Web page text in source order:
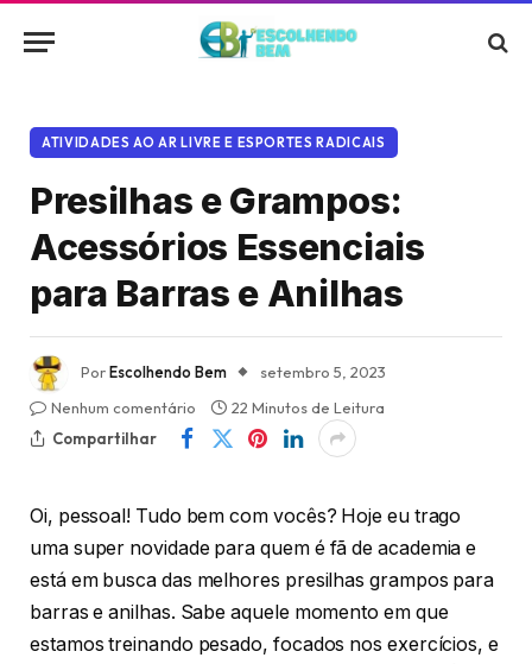
ATIVIDADES AO AR LIVRE E ESPORTES RADICAIS
Presilhas e Grampos:
Acessórios Essenciais
para Barras e Anilhas
PorEscolhendo Bem
setembro 5, 2023
Nenhum comentário
22 Minutos de Leitura
Compartilhar
Oi, pessoal! Tudo bem com vocês? Hoje eu trago
uma super novidade para quem é fã de academia e
está em busca das melhores presilhas grampos para
barras e anilhas. Sabe aquele momento em que
estamos treinando pesado, focados nos exercícios, e